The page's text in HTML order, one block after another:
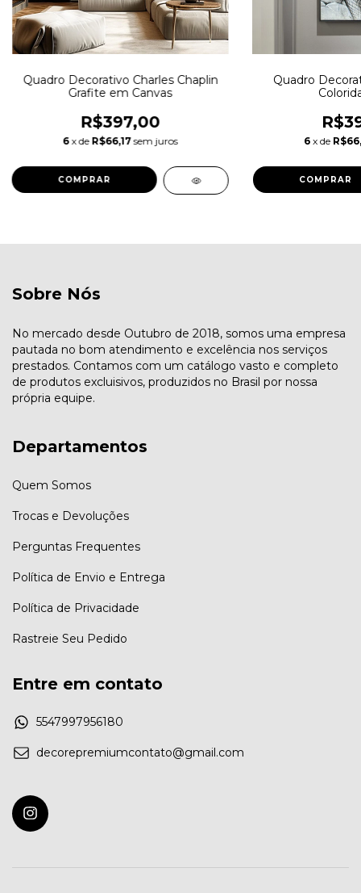
Quadro Decorativo Charles Chaplin
Grafite em Canvas
R$397,00
6 x de R$66,17 sem juros
COMPRAR
Quadro
6 x de
COMPRAR
Sobre Nós
No mercado desde Outubro de 2018, somos uma empresa
pautada no bom atendimento e excelência nos serviços
prestados. Contamos com um catálogo vasto e completo
de produtos excluisivos, produzidos no Brasil por nossa
própria equipe.
Departamentos
Quem Somos
Trocas e Devoluções
Perguntas Frequentes
Política de Envio e Entrega
Política de Privacidade
Rastreie Seu Pedido
Entre em contato
5547997956180
decorepremiumcontato@gmail.com